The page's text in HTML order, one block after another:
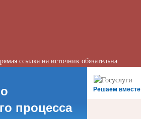
ссылка на источник обязательна
Решаем вместе
процесса